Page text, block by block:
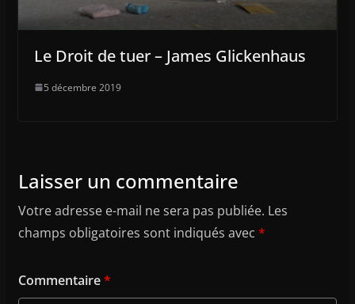
Le Droit de tuer – James Glickenhaus
5 décembre 2019
Laisser un commentaire
Votre adresse e-mail ne sera pas publiée. Les
champs obligatoires sont indiqués avec *
Commentaire*